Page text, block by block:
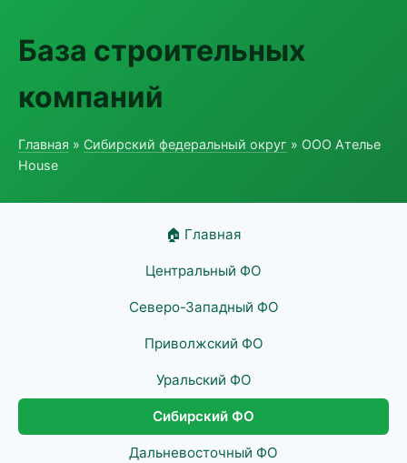
База строительных
компаний
Главная » Сибирский федеральный округ » ООО Ателье
House
🏠 Главная
Центральный ФО
Северо-Западный ФО
Приволжский ФО
Уральский ФО
Сибирский ФО
Дальневосточный ФО